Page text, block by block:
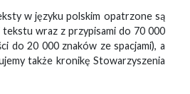
w języku polskim opatrzone są
wraz z przypisami do 70 000
do 20 000 znaków ze spacjami), a
także kronikę Stowarzyszenia